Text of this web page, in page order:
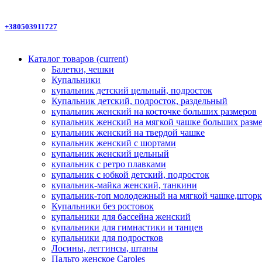
+380503911727
Каталог товаров (current)
Балетки, чешки
Купальники
купальник детский цельный, подросток
Купальник детский, подросток, раздельный
купальник женский на косточке больших размеров
купальник женский на мягкой чашке больших
купальник женский на твердой чашке
купальник женский с шортами
купальник женский цельный
купальник с ретро плавками
купальник с юбкой детский, подросток
купальник-майка женский, танкини
купальник-топ молодежный на мягкой
Купальники без ростовок
купальники для бассейна женский
купальники для гимнастики и танцев
купальники для подростков
Лосины, леггинсы, штаны
Пальто женское Caroles